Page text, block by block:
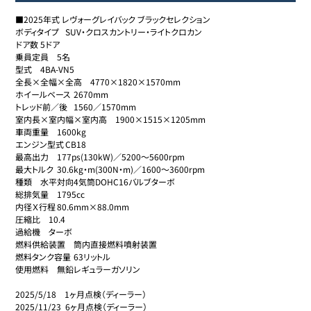
■2025年式 レヴォーグレイバック ブラックセレクション
ボディタイプ	SUV・クロスカントリー・ライトクロカン
ドア数	5ドア
乗員定員	5名
型式	4BA-VN5
全長×全幅×全高	4770×1820×1570mm
ホイールベース	2670mm
トレッド前／後	1560／1570mm
室内長×室内幅×室内高	1900×1515×1205mm
車両重量	1600kg
エンジン型式	CB18
最高出力	177ps(130kW)／5200～5600rpm
最大トルク	30.6kg・m(300N・m)／1600～3600rpm
種類	水平対向4気筒DOHC16バルブターボ
総排気量	1795cc
内径Ｘ行程	80.6mm×88.0mm
圧縮比	10.4
過給機	ターボ
燃料供給装置	筒内直接燃料噴射装置
燃料タンク容量	63リットル
使用燃料	無鉛レギュラーガソリン
2025/5/18　1ヶ月点検（ディーラー）
2025/11/23  6ヶ月点検（ディーラー）